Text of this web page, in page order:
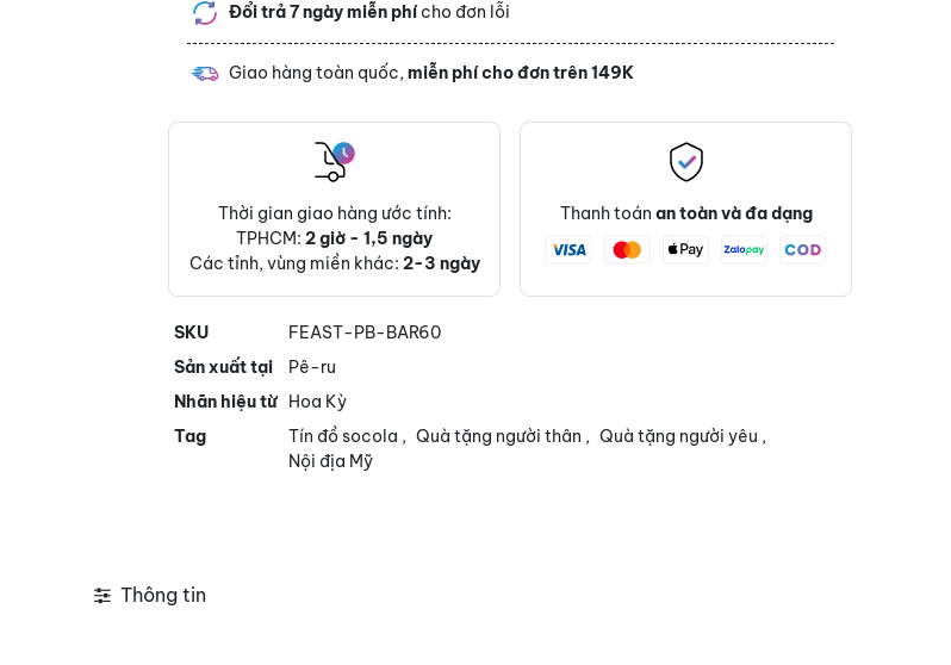
Đổi trả 7 ngày miễn phícho đơn lỗi
Giao hàng toàn quốc,miễn phí cho đơn trên 149K
Thời gian giao hàng ước tính:
TPHCM:2 giờ - 1,5 ngày
Các tỉnh, vùng miền khác: 2-3 ngày
Thanh toán an toàn và đa dạng
SKU
FEAST-PB-BAR60
Sản xuất tại
Pê-ru
Nhãn hiệu từ
Hoa Kỳ
Tag
Tín đồ socola , Quà tặng người thân , Quà tặng người yêu ,
Nội địa Mỹ
Thông tin